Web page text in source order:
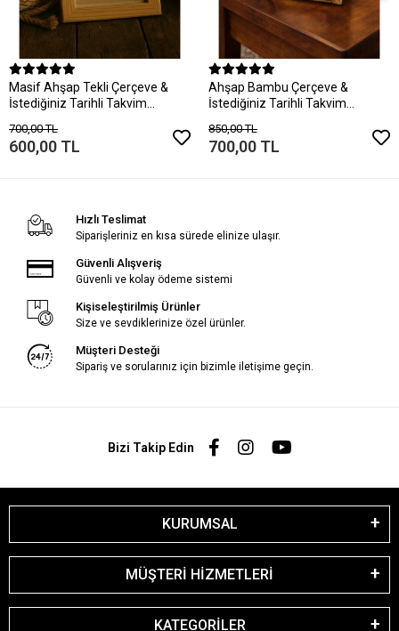
Masif Ahşap Tekli Çerçeve &
İstediğiniz Tarihli Takvim
700,00 TL
600,00 TL
Ahşap Bambu Çerçeve &
İstediğiniz Tarihli Takvim
850,00 TL
700,00 TL
Hızlı Teslimat
Siparişleriniz en kısa sürede elinize ulaşır.
Güvenli Alışveriş
Güvenli ve kolay ödeme sistemi
Kişiseleştirilmiş Ürünler
Size ve sevdiklerinize özel ürünler.
Müşteri Desteği
Sipariş ve sorularınız için bizimle iletişime geçin.
Bizi Takip Edin
KURUMSAL
MÜŞTERİ HİZMETLERİ
KATEGORİLER